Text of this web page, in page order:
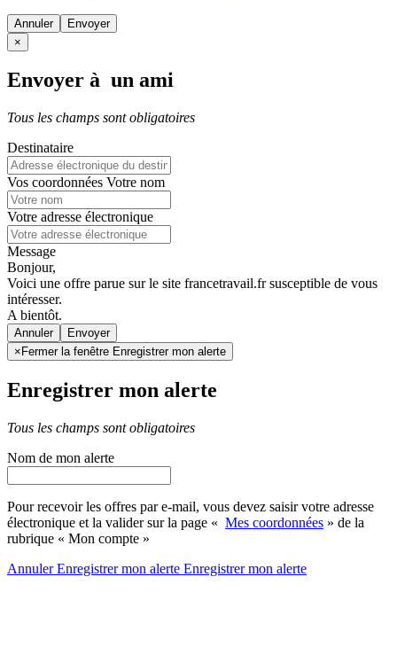
Annuler
×
Envoyer à un ami
Tous les champs sont obligatoires
Destinataire
Vos coordonnées Votre nom
Votre adresse électronique
Message
Bonjour,
Voici une offre parue sur le site francetravail.fr susceptible de vous
intéresser.
A bientôt.
Annuler
× Fermer la fenêtre Enregistrer mon alerte
Enregistrer mon alerte
Tous les champs sont obligatoires
Nom de mon alerte
Pour recevoir les offres par e-mail, vous devez saisir votre adresse
électronique et la valider sur la page « Mes coordonnées » de la
rubrique « Mon compte »
AnnulerEnregistrer mon alerte Enregistrermon alerte